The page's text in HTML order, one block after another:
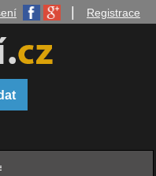
Registrace